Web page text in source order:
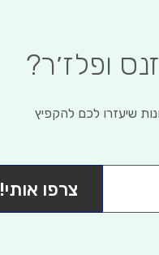
ופלז׳ר?
שיעזרו לכם להקפיץ
צרפו אותי!